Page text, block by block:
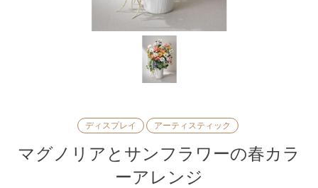
ディスプレイ アーティスティック
マグノリアとサンフラワーの春カラ
ーアレンジ